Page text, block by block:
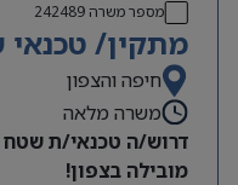
רכב צמוד וטלפון סלולרי
שכר גבוה
מיקום: קדימה צורן
מספר משרה242489
מתקין/
חיפה והצפון
משרה מלאה
דרוש/ה טכנאי/ת
מובילה בצפון!